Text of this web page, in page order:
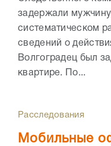
задержали
систематическом
сведений о
Волгоградец был
квартире. По...
Расследования
Мобильные